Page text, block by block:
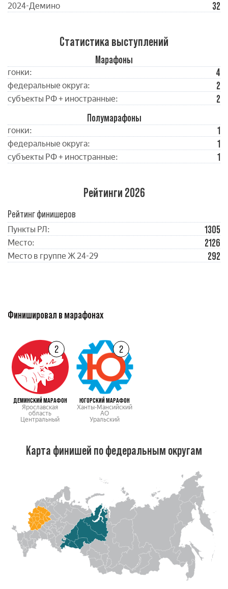
2024-Демино 32
Статистика выступлений
Марафоны
гонки: 4
федеральные округа: 2
субъекты РФ + иностранные:
2
Полумарафоны
гонки: 1
федеральные округа: 1
субъекты РФ + иностранные: 1
Рейтинги 2026
Рейтинг финишеров
Пункты РЛ: 1305
Место: 2126
Место в группе Ж 24-29 292
Финишировал в марафонах
2
ДЕМИНСКИЙ МАРАФОН
Ярославская
область
Центральный
2
ЮГОРСКИЙ МАРАФОН
Ханты-Мансийский
АО
Уральский
Карта финишей по федеральным округам